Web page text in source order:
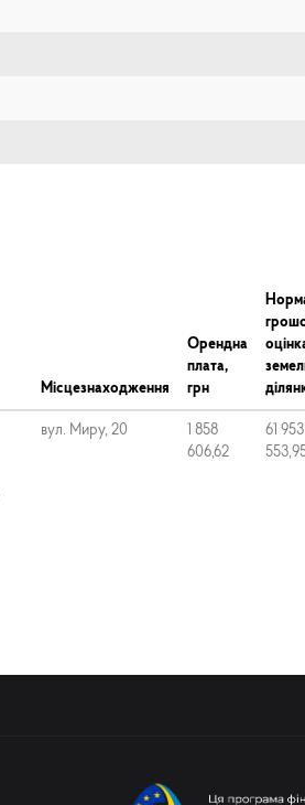
Місцезнаходження
Орендна
плата,
грн
вул. Миру, 20
1 858
606,62
61 953